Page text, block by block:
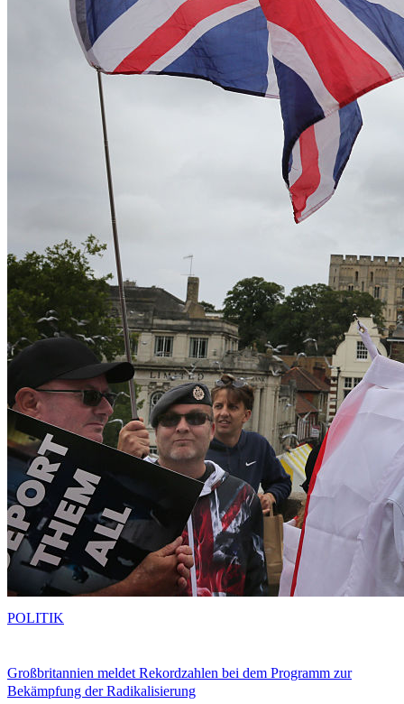
Großbritannien meldet Rekordzahlen bei dem Programm zur
Bekämpfung der Radikalisierung
POLITIK